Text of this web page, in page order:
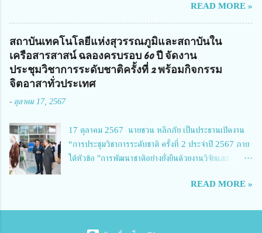
นายจักรภพ เนวะมาตย์ ผู้อำนวยการวิทยาลัยเทคนิคตาก ประธานคณะอนุกร
รมการฯ 1.นายวณิชา คณะใน ผู้ทรงคุณวุฒิ 2.นายภัทธาวุธ โพธา ผู้อำนวย
การวิทยาลัยสารพัดช่างกำแพงเพชร 3.นางสาวหัตถาภรณ์ เสาร์เรือน ผู้อำนวย
การวิทยาลัยการอาชีพบ้านตาก 4.นางเพ็ญศรี ขุนทอง ผู้อำนวยการวิทยาลัย
การอาชีพรัตนประสิทธิ์วิทย์ 5.นายธเนศ คงวังทอง ผู้อำนวยการวิทยาลัย
เกษตรและเทคโนโลยีพิจิตร 6.นายชัยณรงค์ คชมาตย์ ผู้อำนวยการวิทยาลัย
8.นายณัฐกฤต ภูทวี รองผู้อำนวยการวิทยาลัยเทคนิคตาก นายจักรภพ กล่าว
ยาวนาน มีบุคลากร นักเรียน นักศึกษาจำนวนมาก ต้องการควา...
READ MORE »
สถาบันเทคโนโลยีแห่งสุวรรณภูมิและสถาบันใน
เครือสารสาสน์ ฉลองครบรอบ 60 ปี จัดงาน
ประชุมวิชาการระดับชาติครั้งที่ 2 พร้อมกิจกรรม
จิตอาสาทั่วประเทศ
- ตุลาคม 17, 2567
17 ตุลาคม 2567 นายชวน หลีกภัย เป็นประธานเปิดงาน
“การประชุมวิชาการระดับชาติ ครั้งที่ 2 ประจำปี 2567 ภาย
ใต้หัวข้อ "การพัฒนาชาติอย่างยั่งยืนด้วยงานวิจัยและ
Technology National Conference 2024: 'Towards
ชาติอยางยั่งยืนด้วยงานวิจัยและนวัตกรรม" และ นางสาวศิริ
READ MORE »